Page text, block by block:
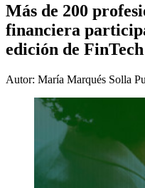
Más de 200
financiera
edición de
Autor: María Marqués Solla